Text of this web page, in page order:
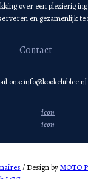
over een plezierig
en gezamenlijk te
Contact
ons: info@kookclublcc.nl
icon
icon
/ Design byMOTO